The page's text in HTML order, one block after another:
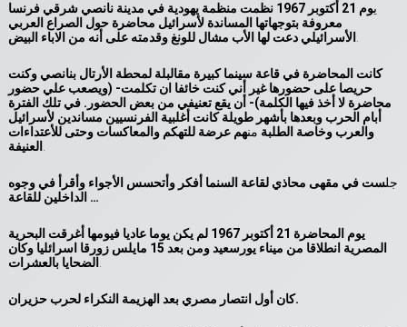
ي
وم 21 أكتوبر 1967 نظمت منظمة يهودية في مدينة نانصي شرقي فرنسا
معروفة بتوجهاتها المساندة لأسرائيل محاضرة حول الصراع العربي
الأسرائيلي دعت لها الأب مشال للونغ وقدمته على أنه من الاباء البيض
كانت المحاضرة في قاعة سينما كبيرة مقالبلة لمحطة الأرتال بنانصي وكنت
حريصا على حضورها غير أني كنت خائفا ان تكلمت- (ويصعب علي حضور
محاضرة لا أخذفيها الكلمة)- أن يقع تعنيفي من بعض الحضور. في تلك الفترة
أبام الحرب وبعدها بأشهر طويلة كانت أغلبية الفرنسيين مساندين لأسرائيل
والعرب وخاصة الطلبة منهم عرضة للتهكم والمعاكسات وحتى للأعتداءات
العنيفة
جلست في مقهى محاذي لقاعة السنما أفكر وأتحسس الأجواء وأقرأ في وجوه
الداخلين للقاعة …
يوم المحاضرة 21 أكتوبر 1967 لم يكن يوما عاديا فيومها أغرقت البحرية
المصرية انطلاقا من ميناء يورسعيد ومن بعد 15 مايلس زورقا اسرائليا وكان
الضحايا بالعشرات
كان أول انتصار مصري بعد الهزيمة النكراء لحرب حزيران.